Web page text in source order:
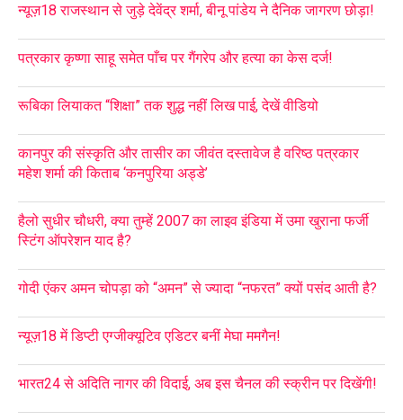
न्यूज़18 राजस्थान से जुड़े देवेंद्र शर्मा, बीनू पांडेय ने दैनिक जागरण छोड़ा!
पत्रकार कृष्णा साहू समेत पाँच पर गैंगरेप और हत्या का केस दर्ज!
रूबिका लियाकत “शिक्षा” तक शुद्ध नहीं लिख पाई, देखें वीडियो
कानपुर की संस्कृति और तासीर का जीवंत दस्तावेज है वरिष्ठ पत्रकार
महेश शर्मा की किताब ‘कनपुरिया अड्डे’
हैलो सुधीर चौधरी, क्या तुम्हें 2007 का लाइव इंडिया में उमा खुराना फर्जी
स्टिंग ऑपरेशन याद है?
गोदी एंकर अमन चोपड़ा को “अमन” से ज्यादा “नफरत” क्यों पसंद आती है?
न्यूज़18 में डिप्टी एग्जीक्यूटिव एडिटर बनीं मेघा ममगैन!
भारत24 से अदिति नागर की विदाई, अब इस चैनल की स्क्रीन पर दिखेंगी!